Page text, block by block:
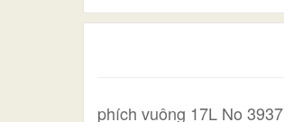
phích vuông 17L No 3937